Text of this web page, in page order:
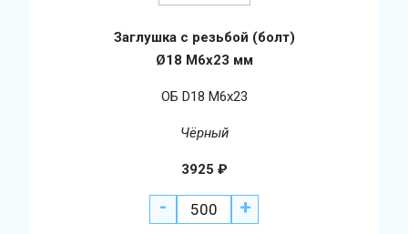
Заглушка с резьбой (болт)
Ø18 М6х23 мм
ОБ D18 М6х23
Чёрный
3925 ₽
- +